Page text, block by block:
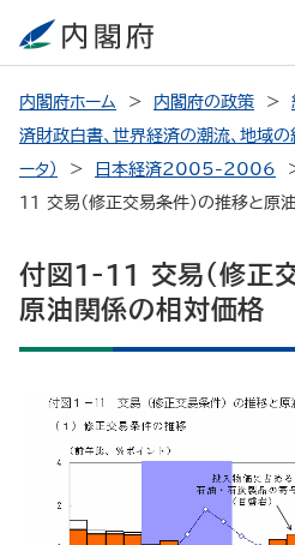
内閣府ホーム 内閣府の政策
済財政白書、世界経済の潮流、地域の
ータ）
日本経済2005-2006
11 交易（修正交易条件）の推移と原
付図1-11 交易（修正
原油関係の相対価格